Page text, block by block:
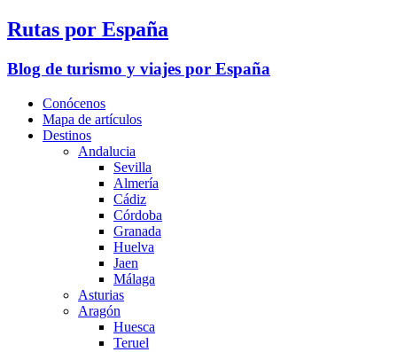
Rutas por España
Blog de turismo y viajes por España
Conócenos
Mapa de artículos
Destinos
Andalucia
Sevilla
Almería
Cádiz
Córdoba
Granada
Huelva
Jaen
Málaga
Asturias
Aragón
Huesca
Teruel